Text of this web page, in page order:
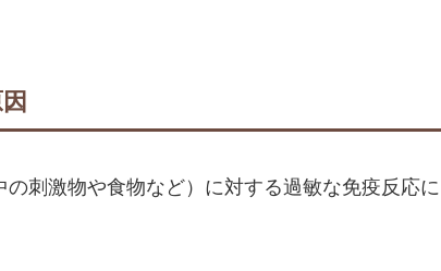
刺激物や食物など）に対する過敏な免疫反応に